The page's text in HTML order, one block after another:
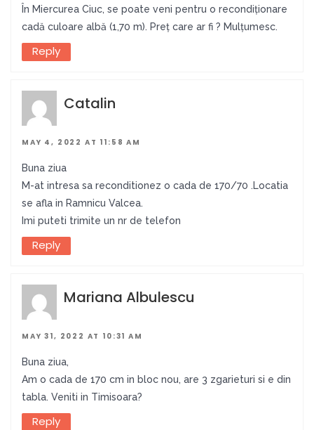
În Miercurea Ciuc, se poate veni pentru o recondiționare
cadă culoare albă (1,70 m). Preț care ar fi ? Mulțumesc.
Reply
Catalin
MAY 4, 2022 AT 11:58 AM
Buna ziua
M-at intresa sa reconditionez o cada de 170/70 .Locatia
se afla in Ramnicu Valcea.
Imi puteti trimite un nr de telefon
Reply
Mariana Albulescu
MAY 31, 2022 AT 10:31 AM
Buna ziua,
Am o cada de 170 cm in bloc nou, are 3 zgarieturi si e din
tabla. Veniti in Timisoara?
Reply